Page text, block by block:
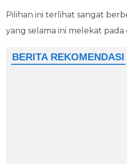
Pilihan ini terlihat sangat
yang selama ini melekat pada